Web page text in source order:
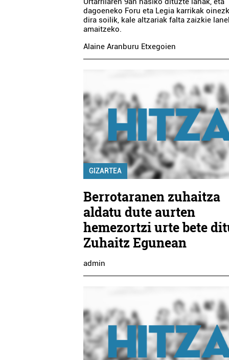
dagoeneko Foru eta Legia karrikak
dira soilik, kale altzariak falta zaizkie
amaitzeko.
Alaine Aranburu Etxegoien
GIZARTEA
Berrotaranen zuhaitza
aldatu dute aurten
hemezortzi urte bete
Zuhaitz Egunean
admin